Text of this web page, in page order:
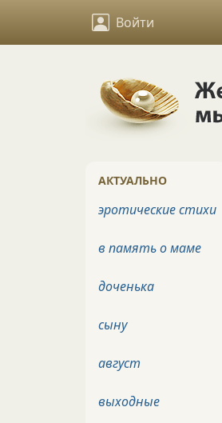
Войти
АКТУАЛЬНО
эротические стихи
в память о маме
доченька
сыну
август
выходные